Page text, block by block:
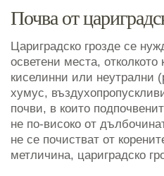
Почва от
Цариградско грозде се
осветени места,
киселинни или неутрални
хумус,
почви, в които
не по-високо от
не се почистват от
метличина, цариградско